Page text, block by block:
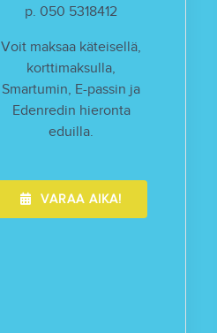
p. 050 5318412
Voit maksaa käteisellä,
korttimaksulla,
Smartumin, E-passin ja
Edenredin hieronta
eduilla.
VARAA AIKA!